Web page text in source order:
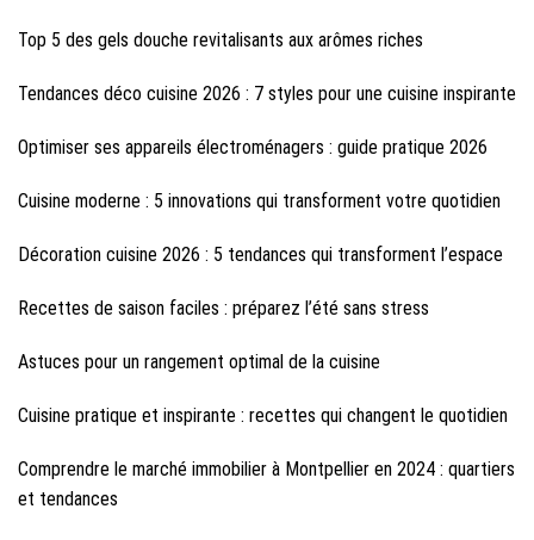
Top 5 des gels douche revitalisants aux arômes riches
Tendances déco cuisine 2026 : 7 styles pour une cuisine inspirante
Optimiser ses appareils électroménagers : guide pratique 2026
Cuisine moderne : 5 innovations qui transforment votre quotidien
Décoration cuisine 2026 : 5 tendances qui transforment l’espace
Recettes de saison faciles : préparez l’été sans stress
Astuces pour un rangement optimal de la cuisine
Cuisine pratique et inspirante : recettes qui changent le quotidien
Comprendre le marché immobilier à Montpellier en 2024 : quartiers
et tendances